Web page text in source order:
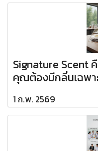
Signature Scent
คุณต้องมีกลิ่นเฉพา
1 ก.พ. 2569